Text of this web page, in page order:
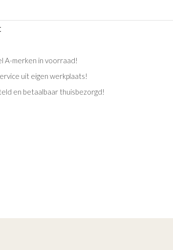
A-merken in voorraad!
uit eigen werkplaats!
en betaalbaar thuisbezorgd!